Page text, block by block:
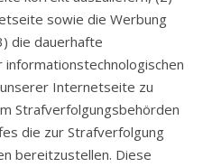
sowie die Werbung
die dauerhafte
informationstechnologischen
Internetseite zu
Strafverfolgungsbehörden
die zur Strafverfolgung
bereitzustellen. Diese